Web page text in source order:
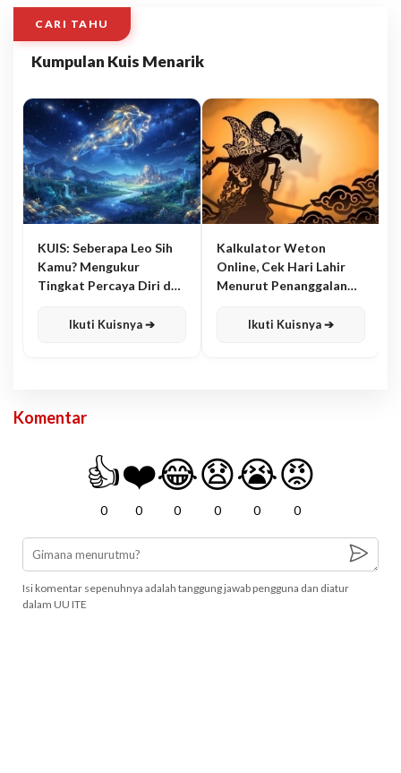
CARI TAHU
Kumpulan Kuis Menarik
KUIS: Seberapa Leo Sih
Kamu? Mengukur
Tingkat Percaya Diri dan
Ikuti Kuisnya ➔
Kalkulator Weton
Online, Cek Hari Lahir
Menurut Penanggalan
Ikuti Kuisnya ➔
Komentar
👍
0
❤️
0
😂
0
😧
0
😭
0
😡
0
Isi komentar sepenuhnya adalah tanggung jawab pengguna dan diatur
dalam UU ITE